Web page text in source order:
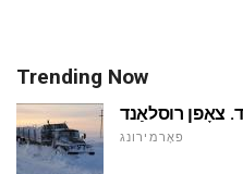
Trending Now
צאָפן רוסלאַנד
פאָרמירונג